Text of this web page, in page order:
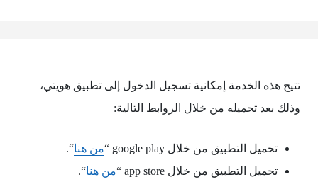
تتيح هذه الخدمة إمكانية تسجيل الدخول إلى تطبيق هويتي،
وذلك بعد تحميله من خلال الروابط التالية:
تحميل التطبيق من خلال google play “ من هنا“.
تحميل التطبيق من خلال app store “
من هنا“.